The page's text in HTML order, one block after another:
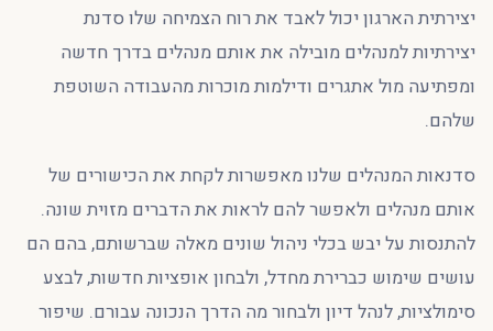
יצירתית הארגון יכול לאבד את רוח הצמיחה שלו סדנת
יצירתיות למנהלים מובילה את אותם מנהלים בדרך חדשה
ומפתיעה מול אתגרים ודילמות מוכרות מהעבודה השוטפת
שלהם.
סדנאות המנהלים שלנו מאפשרות לקחת את הכישורים של
אותם מנהלים ולאפשר להם לראות את הדברים מזוית שונה.
להתנסות על יבש בכלי ניהול שונים מאלה שברשותם, בהם הם
עושים שימוש כברירת מחדל, ולבחון אופציות חדשות, לבצע
סימולציות, לנהל דיון ולבחור מה הדרך הנכונה עבורם. שיפור